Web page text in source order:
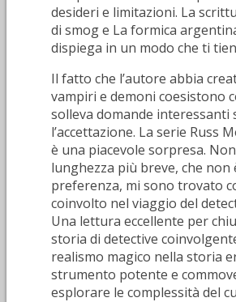
desideri e limitazioni. La
di smog e La formica
dispiega in un modo che ti
Il fatto che l’autore abbia
vampiri e demoni coesistono
solleva domande interessanti
l’accettazione. La serie Russ
è una piacevole sorpresa.
lunghezza più breve, che non
preferenza, mi sono trovato
coinvolto nel viaggio del
Una lettura eccellente per
storia di detective
realismo magico nella storia
strumento potente e
esplorare le complessità del